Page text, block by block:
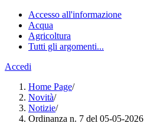
Accesso all'informazione
Acqua
Agricoltura
Tutti gli argomenti...
Accedi
Home Page/
Novità/
Notizie/
Ordinanza n. 7 del 05-05-2026